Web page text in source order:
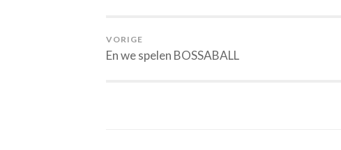
VORIGE
En we spelen BOSSABALL